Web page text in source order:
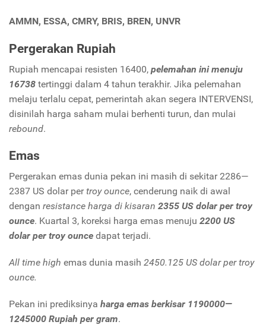
AMMN, ESSA, CMRY, BRIS, BREN, UNVR
Pergerakan Rupiah
Rupiah mencapai resisten 16400, pelemahan ini menuju
16738 tertinggi dalam 4 tahun terakhir. Jika pelemahan
melaju terlalu cepat, pemerintah akan segera INTERVENSI,
disinilah harga saham mulai berhenti turun, dan mulai
rebound.
Emas
Pergerakan emas dunia pekan ini masih di sekitar 2286—
2387 US dolar pertroy ounce, cenderung naik di awal
dengan resistance harga di kisaran 2355 US dolar per troy
ounce. Kuartal 3, koreksi harga emas menuju 2200 US
dolar per troy ounce dapat terjadi.
All time high emas dunia masih 2450.125 US dolar per troy
ounce.
Pekan ini prediksinya harga emas berkisar 1190000—
1245000 Rupiah per gram.